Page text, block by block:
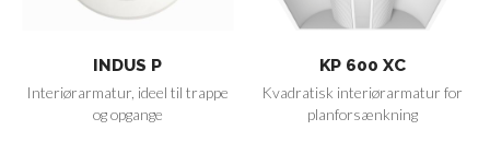
INDUS P
Interiørarmatur, ideel til trappe
og opgange
KP 600 XC
Kvadratisk interiørarmatur for
planforsænkning